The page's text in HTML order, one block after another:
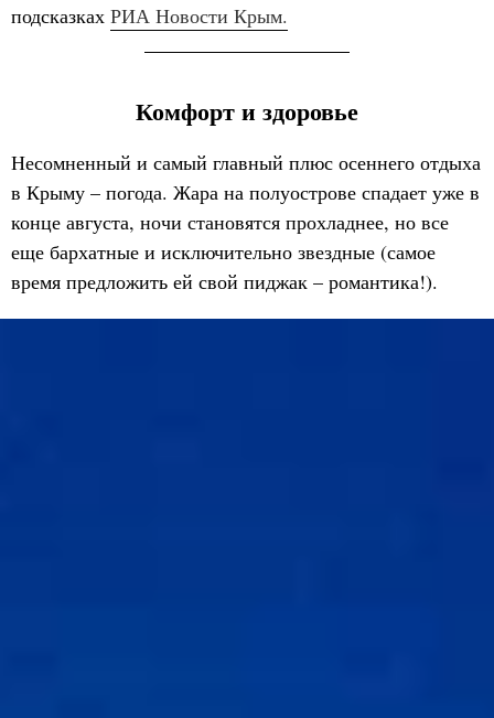
подсказках РИА Новости Крым.
Комфорт и здоровье
Несомненный и самый главный плюс осеннего отдыха
в Крыму – погода. Жара на полуострове спадает уже в
конце августа, ночи становятся прохладнее, но все
еще бархатные и исключительно звездные (самое
время предложить ей свой пиджак – романтика!).